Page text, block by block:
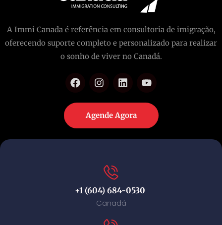
A Immi Canada é referência em consultoria de imigração,
oferecendo suporte completo e personalizado para realizar
o sonho de viver no Canadá.
Agende Agora
+1 (604) 684-0530
Canadá